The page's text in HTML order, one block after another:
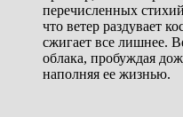
перечисленных
что ветер раздувает
сжигает все лишнее.
облака, пробуждая
наполняя ее жизнью.